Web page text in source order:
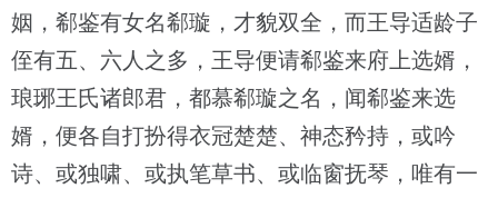
姻，郗鉴有女名郗璇，才貌双全，而王导适龄子
侄有五、六人之多，王导便请郗鉴来府上选婿，
琅琊王氏诸郎君，都慕郗璇之名，闻郗鉴来选
婿，便各自打扮得衣冠楚楚、神态矜持，或吟
诗、或独啸、或执笔草书、或临窗抚琴，唯有一